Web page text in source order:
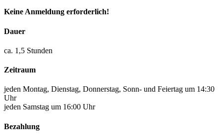
Keine Anmeldung erforderlich!
Dauer
ca. 1,5 Stunden
Zeitraum
jeden Montag, Dienstag, Donnerstag, Sonn- und Feiertag um 14:30
Uhr
jeden Samstag um 16:00 Uhr
Bezahlung